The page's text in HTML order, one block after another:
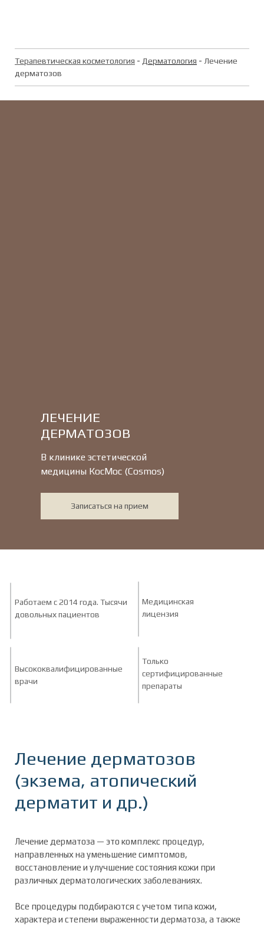
Терапевтическая косметология - Дерматология - Лечение
дерматозов
Записаться на прием
В клинике эстетической
медицины КосМос (Cosmos)
ЛЕЧЕНИЕ
ДЕРМАТОЗОВ
Только
сертифицированные
препараты
Высококвалифицированные
врачи
Медицинская
лицензия
Работаем с 2014 года. Тысячи
довольных пациентов
Лечение дерматозов
(экзема, атопический
дерматит и др.)
Лечение дерматоза — это комплекс процедур,
направленных на уменьшение симптомов,
восстановление и улучшение состояния кожи при
различных дерматологических заболеваниях.
Все процедуры подбираются с учетом типа кожи,
характера и степени выраженности дерматоза, а также